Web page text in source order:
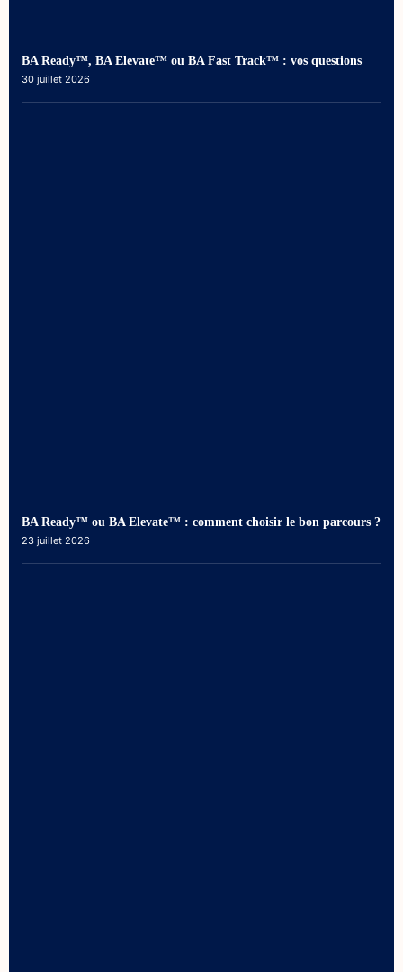
BA Ready™, BA Elevate™ ou BA Fast Track™ : vos questions
30 juillet 2026
BA Ready™ ou BA Elevate™ : comment choisir le bon parcours ?
23 juillet 2026